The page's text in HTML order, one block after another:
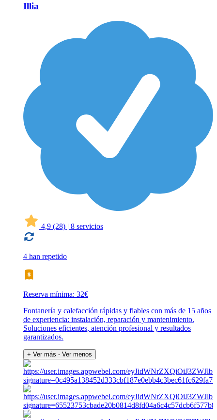
Illia
4,9 (28) | 8 servicios
4 han repetido
Reserva mínima: 32€
Fontanería y calefacción rápidas y fiables con más de 15 años
de experiencia: instalación, reparación y mantenimiento.
Soluciones eficientes, atención profesional y resultados
garantizados.
+ Ver más - Ver menos